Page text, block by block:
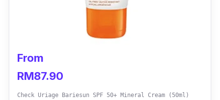
From
RM87.90
Check Uriage Bariesun SPF 50+ Mineral Cream (50ml)